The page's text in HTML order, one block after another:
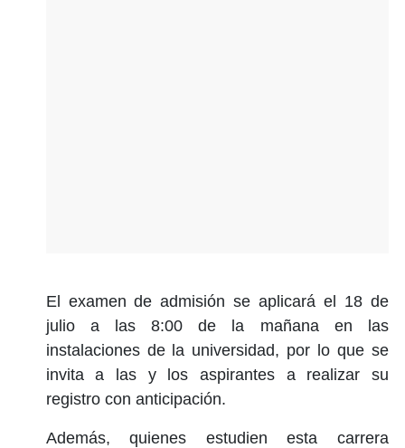
El examen de admisión se aplicará el 18 de
julio a las 8:00 de la mañana en las
instalaciones de la universidad, por lo que se
invita a las y los aspirantes a realizar su
registro con anticipación.
Además, quienes estudien esta carrera